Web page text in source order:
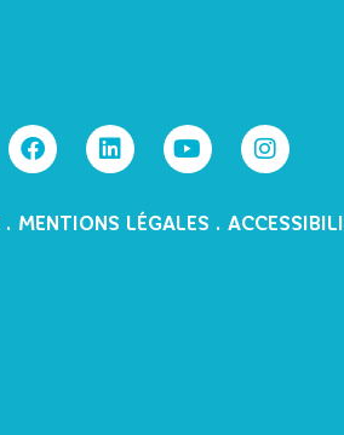
. MENTIONS LÉGALES .